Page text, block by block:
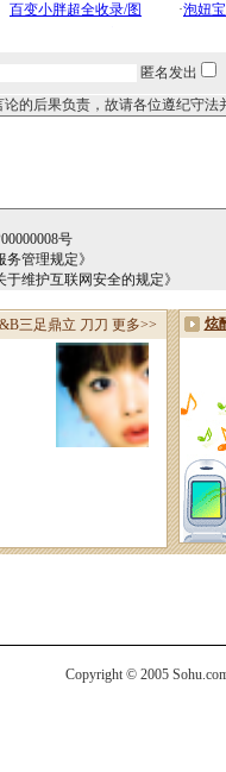
匿名发出
的后果负责，故请各位遵纪守法
号
管理规定》
维护互联网安全的规定》
Copyright © 2005